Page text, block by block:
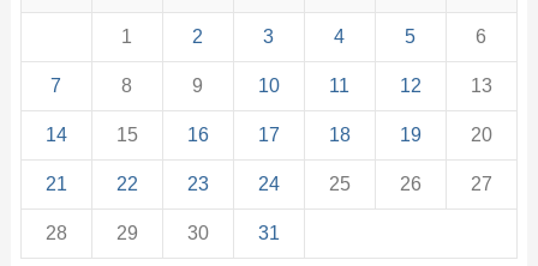
1 2 3 4 5 6
7 8 9 10 11 12 13
14 15 16 17 18 19 20
21 22 23 24 25 26 27
28 29 30 31